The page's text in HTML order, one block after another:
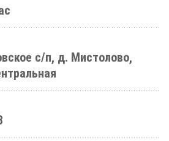
с/п, д. Мистолово,